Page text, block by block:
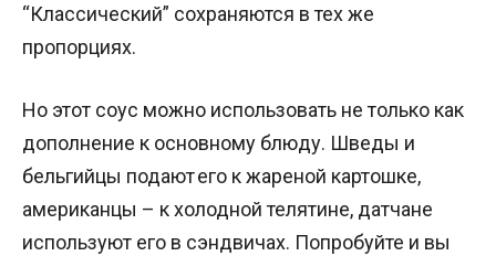
“Классический” сохраняются в тех же
пропорциях.
Но этот соус можно использовать не только как
дополнение к основному блюду. Шведы и
бельгийцы подают его к жареной картошке,
американцы – к холодной телятине, датчане
используют его в сэндвичах. Попробуйте и вы